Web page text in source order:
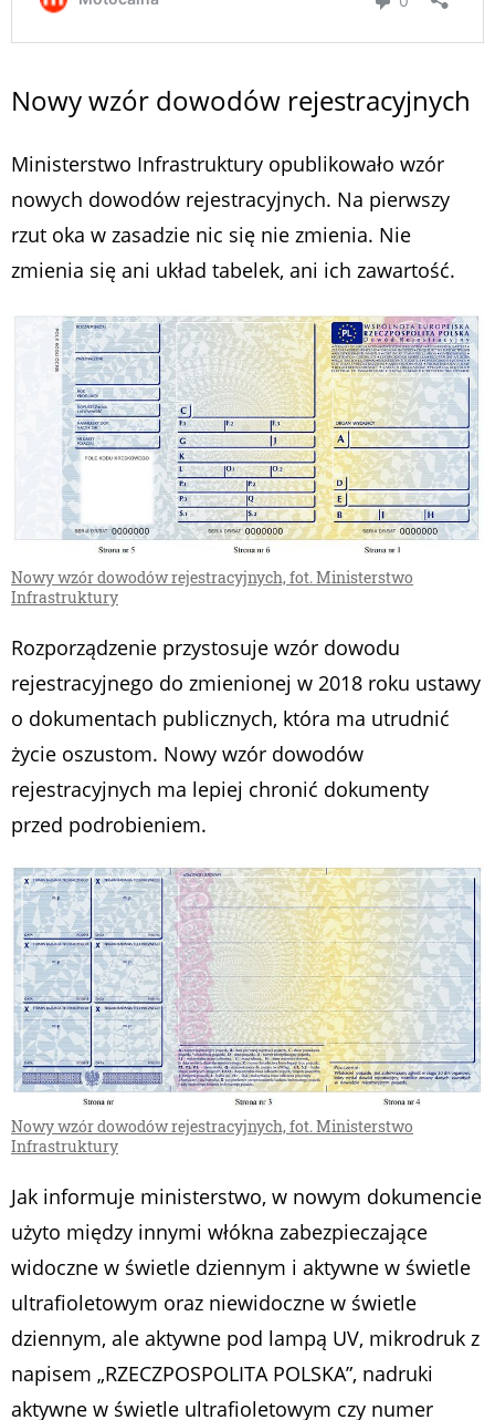
Nowy wzór dowodów rejestracyjnych
Ministerstwo Infrastruktury opublikowało wzór
nowych dowodów rejestracyjnych. Na pierwszy
rzut oka w zasadzie nic się nie zmienia. Nie
zmienia się ani układ tabelek, ani ich zawartość.
Nowy wzór dowodów rejestracyjnych, fot. Ministerstwo
Infrastruktury
Rozporządzenie przystosuje wzór dowodu
rejestracyjnego do zmienionej w 2018 roku ustawy
o dokumentach publicznych, która ma utrudnić
życie oszustom. Nowy wzór dowodów
rejestracyjnych ma lepiej chronić dokumenty
przed podrobieniem.
Nowy wzór dowodów rejestracyjnych, fot. Ministerstwo
Infrastruktury
Jak informuje ministerstwo, w nowym dokumencie
użyto między innymi włókna zabezpieczające
widoczne w świetle dziennym i aktywne w świetle
ultrafioletowym oraz niewidoczne w świetle
dziennym, ale aktywne pod lampą UV, mikrodruk z
napisem „RZECZPOSPOLITA POLSKA”, nadruki
aktywne w świetle ultrafioletowym czy numer